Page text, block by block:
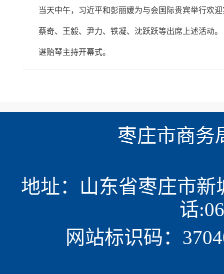
当天中午，习近平和彭丽媛为与会国际贵宾举行欢
蔡奇、王毅、尹力、铁凝、沈跃跃等出席上述活动。
谌贻琴主持开幕式。
枣庄市商务
地址：山东省枣庄市新
话
网站标识码：